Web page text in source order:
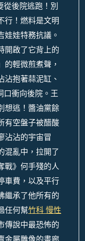
從後院逃跑！別
行！燃料是文明
娃娃特務抗議。
開啟了它背上的
輕微煎煮聲，
抱著蒜泥缸、
口衝向後院。王
想逃！醬油黨餘
有空盤子被醋酸
沾沾的宇宙冒
混亂中，拉開了
戰》何手殘的人
車費，以及平行
繼承了他所有的
任何幫竹科 慢性
傳說中最恐怖的